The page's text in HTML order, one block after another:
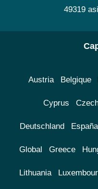
49319
Austria Belgique
Cyprus
Deutschland España
Global Greece
Lithuania